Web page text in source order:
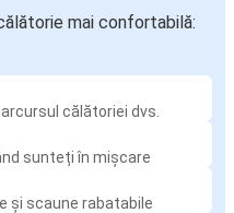
mai confortabilă:
călătoriei dvs.
sunteți în mișcare
și scaune rabatabile